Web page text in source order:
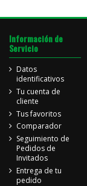
Información de
Servicio
Datos
identificativos
Tu cuenta de
cliente
Tus favoritos
Comparador
Seguimiento de
Pedidos de
Invitados
Entrega de tu
pedido